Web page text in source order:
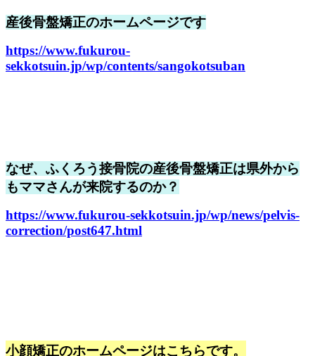
産後骨盤矯正のホームページです
https://www.fukurou-
sekkotsuin.jp/wp/contents/sangokotsuban
なぜ、ふくろう接骨院の産後骨盤矯正は県外から
もママさんが来院するのか？
https://www.fukurou-sekkotsuin.jp/wp/news/pelvis-
correction/post647.html
小顔矯正のホームページはこちらです。